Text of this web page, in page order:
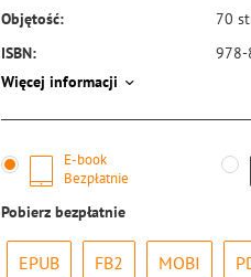
Objętość: 70
ISBN:
Więcej informacji
E-book
Bezpłatnie
Pobierz bezpłatnie
EPUB FB2 MOBI